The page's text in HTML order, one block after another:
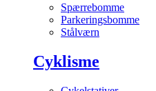
Spærrebomme
Parkeringsbomme
Stålværn
Cyklisme